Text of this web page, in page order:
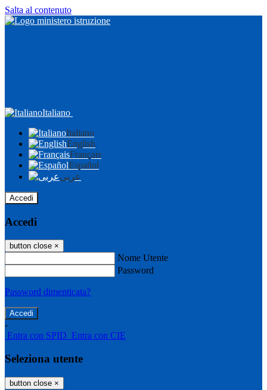
Salta al contenuto
Italiano
Italiano
English
Français
Español
عربى
Accedi
Accedi
button close ×
Nome Utente
Password
Password dimenticata?
-
Entra con SPID Entra con CIE
Seleziona utente
button close ×